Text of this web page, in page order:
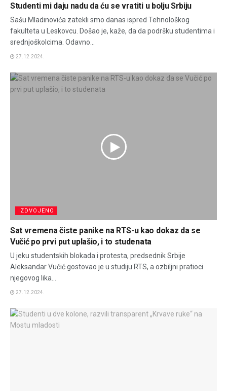
Studenti mi daju nadu da ću se vratiti u bolju Srbiju
Sašu Mladinovića zatekli smo danas ispred Tehnološkog
fakulteta u Leskovcu. Došao je, kaže, da da podršku studentima i
srednjoškolcima. Odavno...
27.12.2024.
IZDVOJENO
Sat vremena čiste panike na RTS-u kao dokaz da se
Vučić po prvi put uplašio, i to studenata
U jeku studentskih blokada i protesta, predsednik Srbije
Aleksandar Vučić gostovao je u studiju RTS, a ozbiljni pratioci
njegovog lika...
27.12.2024.